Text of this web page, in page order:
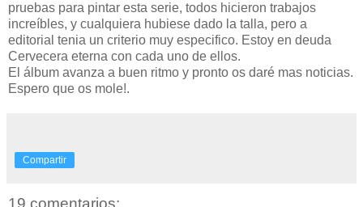
pruebas para pintar esta serie, todos hicieron trabajos
increíbles, y cualquiera hubiese dado la talla, pero a
editorial tenia un criterio muy especifico. Estoy en deuda
Cervecera eterna con cada uno de ellos.
El álbum avanza a buen ritmo y pronto os daré mas noticias.
Espero que os mole!.
Compartir